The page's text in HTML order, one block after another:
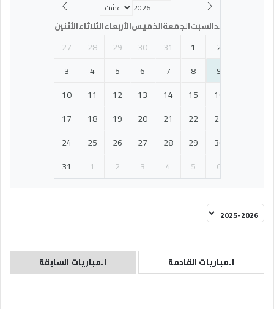
الأثنينالثلاثاءالأربعاءالخميسالجمعةالسبتالأحد
27 28 29 30 31 1
2
3
4 5 6 7 8
9
10
11 12 13 14 15
16
17
18 19 20 21 22
23
24
25 26 27 28 29
30
31
1 2 3 4 5 6
المباريات القادمة المباريات السابقة